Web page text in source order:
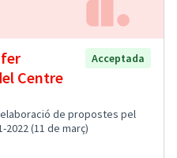
Centre
Acceptada
de propostes pel
(11 de març)